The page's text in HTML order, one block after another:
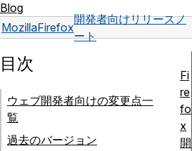
Blog
MozillaFirefox
開発者向けリリースノ
ート
目次
ウェブ開発者向けの変更点一
覧
過去のバージョン
Fi
re
fo
x
開